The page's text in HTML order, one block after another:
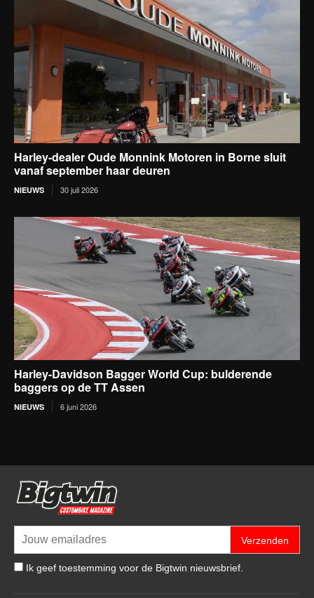
Harley-dealer Oude Monnink Motoren in Borne sluit
vanaf september haar deuren
NIEUWS 30 juli 2026
Harley-Davidson Bagger World Cup: bulderende
baggers op de TT Assen
NIEUWS 6 juni 2026
Verzenden
Ik geef toestemming voor de Bigtwin nieuwsbrief.